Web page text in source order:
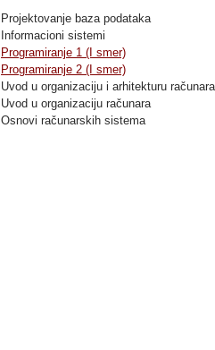
Projektovanje baza podataka
Informacioni sistemi
Programiranje 1 (I smer)
Programiranje 2 (I smer)
Uvod u organizaciju i arhitekturu
Uvod u organizaciju računara
Osnovi računarskih sistema